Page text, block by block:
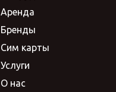
Аренда
Бренды
Сим карты
Услуги
О нас